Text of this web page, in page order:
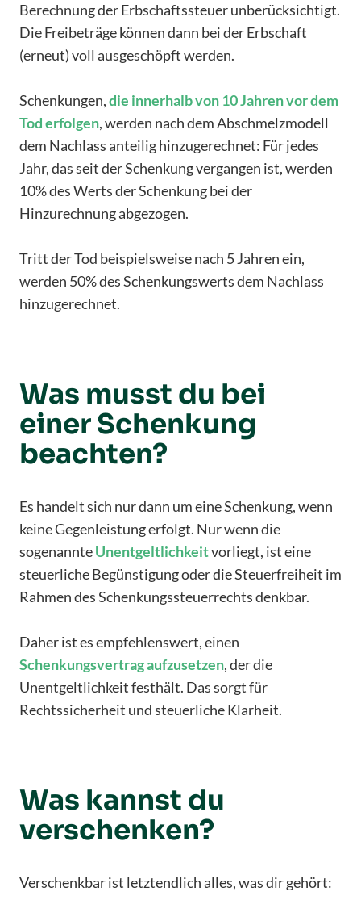
Berechnung der Erbschaftssteuer unberücksichtigt.
Die Freibeträge können dann bei der Erbschaft
(erneut) voll ausgeschöpft werden.
Schenkungen,die innerhalb von 10 Jahren vor dem
Tod erfolgen, werden nach dem Abschmelzmodell
dem Nachlass anteilig hinzugerechnet: Für jedes
Jahr, das seit der Schenkung vergangen ist, werden
10% des Werts der Schenkung bei der
Hinzurechnung abgezogen.
Tritt der Tod beispielsweise nach 5 Jahren ein,
werden 50% des Schenkungswerts dem Nachlass
hinzugerechnet.
Was musst du bei
einer Schenkung
beachten?
Es handelt sich nur dann um eine Schenkung, wenn
keine Gegenleistung erfolgt. Nur wenn die
sogenannteUnentgeltlichkeitvorliegt, ist eine
steuerliche Begünstigung oder die Steuerfreiheit im
Rahmen des Schenkungssteuerrechts denkbar.
Daher ist es empfehlenswert, einen
Schenkungsvertragaufzusetzen, der die
Unentgeltlichkeit festhält. Das sorgt für
Rechtssicherheit und steuerliche Klarheit.
Was kannst du
verschenken?
Verschenkbar ist letztendlich alles, was dir gehört: